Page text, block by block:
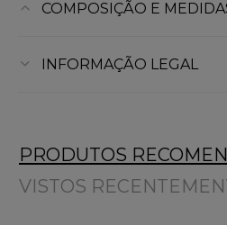
COMPOSIÇÃO E
INFORMAÇÃO LEGAL
PRODUTOS
VISTOS